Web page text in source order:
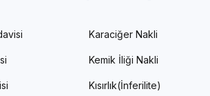
Karaciğer Nakli
Kemik İliği Nakli
Kısırlık(İnferilite)